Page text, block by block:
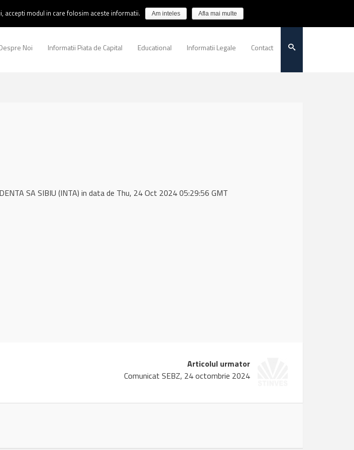
Noi Informatii Piata de Capital Educational Informatii Legale Contact
SA SIBIU (INTA) in data de Thu, 24 Oct 2024 05:29:56 GMT
Articolul urmator
Comunicat SEBZ, 24 octombrie 2024
modul in care folosim aceste informatii. Am inteles Afla mai multe